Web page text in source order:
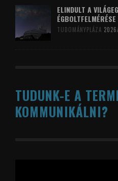
ELINDULT A
ÉGBOLTFELMÉRÉSE
TUDOMÁNYPLÁZA
TUDUNK-E A
KOMMUNIKÁLNI?